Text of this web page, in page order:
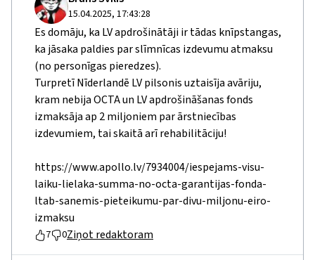
15.04.2025, 17:43:28
Es domāju, ka LV apdrošinātāji ir tādas knīpstangas,
ka jāsaka paldies par slīmnīcas izdevumu atmaksu
(no personīgas pieredzes).
Turpretī Nīderlandē LV pilsonis uztaisīja avāriju,
kram nebija OCTA un LV apdrošināšanas fonds
izmaksāja ap 2 miljoniem par ārstniecības
izdevumiem, tai skaitā arī rehabilitāciju!
https://www.apollo.lv/7934004/iespejams-visu-
laiku-lielaka-summa-no-octa-garantijas-fonda-
ltab-sanemis-pieteikumu-par-divu-miljonu-eiro-
izmaksu
7 0Ziņot redaktoram